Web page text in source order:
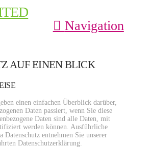
Navigation
AUF EINEN BLICK
einen einfachen Überblick darüber,
Daten passiert, wenn Sie diese
Daten sind alle Daten, mit
werden können. Ausführliche
entnehmen Sie unserer
Datenschutzerklärung.